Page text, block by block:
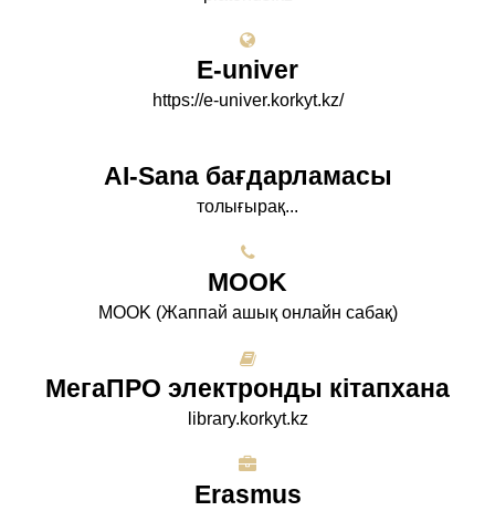
E-univer
https://e-univer.korkyt.kz/
AI-Sana бағдарламасы
толығырақ...
МООK
МООK (Жаппай ашық онлайн сабақ)
МегаПРО электронды кітапхана
library.korkyt.kz
Erasmus